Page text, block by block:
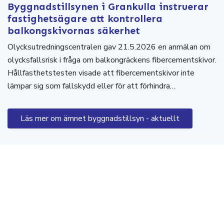
Byggnadstillsynen i Grankulla instruerar
fastighetsägare att kontrollera
balkongskivornas säkerhet
Olycksutredningscentralen gav 21.5.2026 en anmälan om
olycksfallsrisk i fråga om balkongräckens fibercementskivor.
Hållfasthetstesten visade att fibercementskivor inte
lämpar sig som fallskydd eller för att förhindra…
Läs mer om ämnet byggnadstillsyn - aktuellt